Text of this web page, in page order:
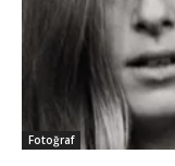
Fotoğraf